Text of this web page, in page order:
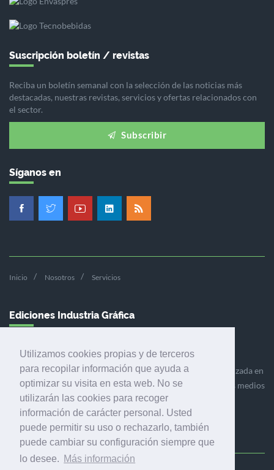
Utilizamos cookies propias y de terceros
para recopilar información que ayuda a
optimizar su visita en esta web. No se
utilizarán las cookies para recoger
información de carácter personal. Usted
puede permitir su uso o rechazarlo, también
puede cambiar su configuración siempre que
lo desee. Más información
Suscripción boletín / revistas
Reciba un boletín semanal con la selección de las noticias más
destacadas, nuestras revistas, servicios y ofertas relacionados con
el sector.
Subscribir
Síganos en
Inicio Nosotros Servicios
Ediciones Industria Gráfica
Ediciones Industria Gráfica es una empresa editora especializada en
el mercado de la comunicación gráfica que engloba diversos medios
profesionales especializados en el mercado gráfico, la
comunicación visual y el envasado.